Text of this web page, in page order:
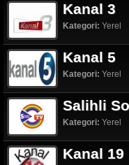
Kanal 3
Kategori: Yerel
Kanal 5
Kategori: Yerel
Salihli
Kategori: Yerel
Kanal 19